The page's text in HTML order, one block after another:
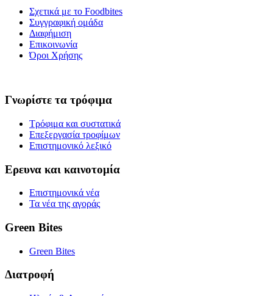
Σχετικά με το Foodbites
Συγγραφική ομάδα
Διαφήμιση
Επικοινωνία
Όροι Χρήσης
Γνωρίστε τα τρόφιμα
Τρόφιμα και συστατικά
Επεξεργασία τροφίμων
Επιστημονικό λεξικό
Ερευνα και καινοτομία
Επιστημονικά νέα
Τα νέα της αγοράς
Green Bites
Green Bites
Διατροφή